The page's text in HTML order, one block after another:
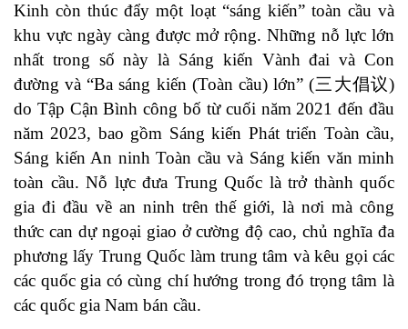
Kinh còn thúc đẩy một loạt “sáng kiến” toàn cầu và
khu vực ngày càng được mở rộng. Những nỗ lực lớn
nhất trong số này là Sáng kiến Vành đai và Con
đường và “Ba sáng kiến (Toàn cầu) lớn” (三大倡议)
do Tập Cận Bình công bố từ cuối năm 2021 đến đầu
năm 2023, bao gồm Sáng kiến Phát triển Toàn cầu,
Sáng kiến An ninh Toàn cầu và Sáng kiến văn minh
toàn cầu. Nỗ lực đưa Trung Quốc là trở thành quốc
gia đi đầu về an ninh trên thế giới, là nơi mà công
thức can dự ngoại giao ở cường độ cao, chủ nghĩa đa
phương lấy Trung Quốc làm trung tâm và kêu gọi các
các quốc gia có cùng chí hướng trong đó trọng tâm là
các quốc gia Nam bán cầu.